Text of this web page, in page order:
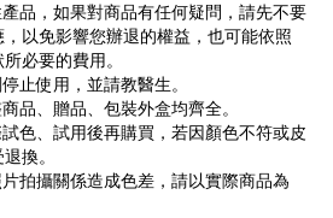
品，如果對商品有任何疑問，請先不要
以免影響您辦退的權益，也可能依照
必要的費用。
止使用，並請教醫生。
品、贈品、包裝外盒均齊全。
色、試用後再購買，若因顏色不符或皮
換。
拍攝關係造成色差，請以實際商品為